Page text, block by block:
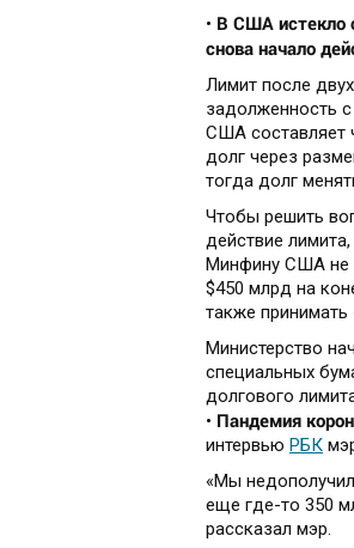
• В США истекло
снова начало
Лимит после
задолженность
США составляет
долг через
тогда долг
Чтобы решить
действие
Минфину США не
$450 млрд на
также
Министерство
специальных
долгового
• Пандемия
интервью РБК
«Мы
еще где-то 350
рассказал мэр.